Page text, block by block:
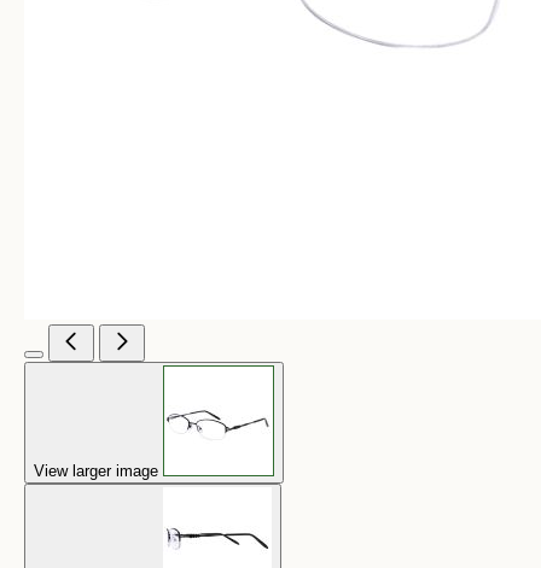
View larger image